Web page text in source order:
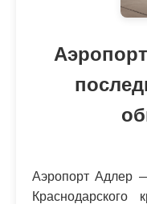
Аэропорт Адлер
Краснодарского